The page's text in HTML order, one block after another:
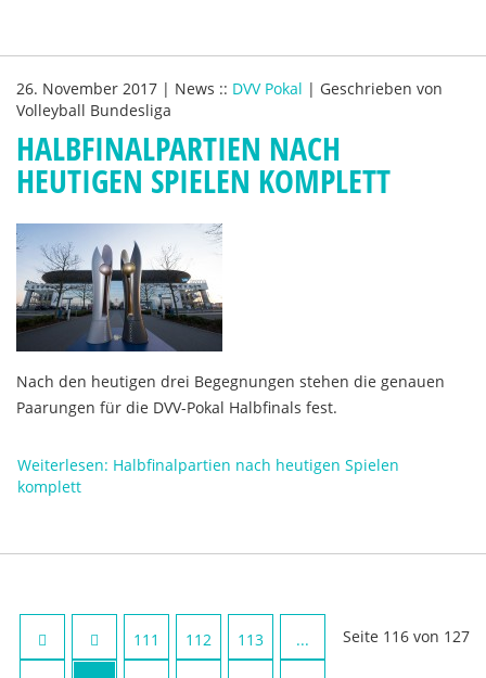
26. November 2017 | News :: DVV Pokal | Geschrieben von
Volleyball Bundesliga
HALBFINALPARTIEN NACH
HEUTIGEN SPIELEN KOMPLETT
Nach den heutigen drei Begegnungen stehen die genauen
Paarungen für die DVV-Pokal Halbfinals fest.
Weiterlesen: Halbfinalpartien nach heutigen Spielen
komplett
Seite 116 von 127
111 112 113 ...